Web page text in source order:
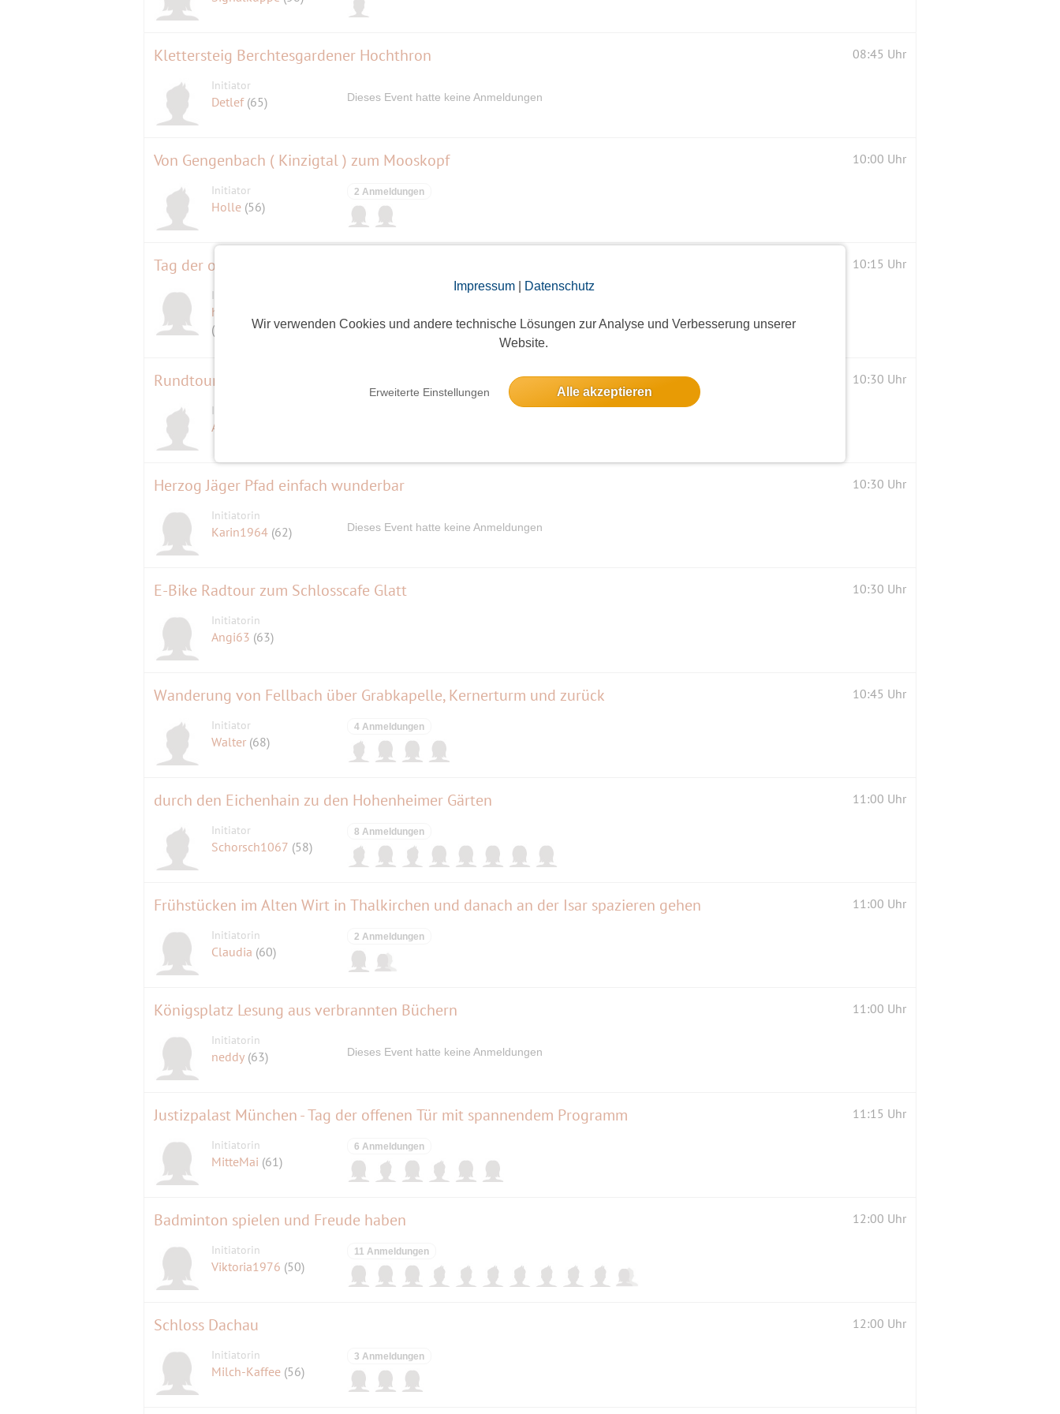
Impressum| Datenschutz
Wir verwenden Cookies und andere technische Lösungen zur Analyse und Verbesserung unserer
Website.
Erweiterte Einstellungen Alle akzeptieren
SPIELEGRUPPE
https://www.stuttgartersingles.de/group/7132
PUZZELN
https://www.stuttgartersingles.de/group/7176
Liebe Grüße
Klettersteig Berchtesgardener Hochthron 08:45 Uhr
Initiator
Detlef (65) Dieses Event hatte keine Anmeldungen
Von Gengenbach ( Kinzigtal ) zum Mooskopf 10:00 Uhr
Initiator
Holle (56)
2 Anmeldungen
Tag der offenen Tür, Justizpalast München 10:15 Uhr
Initiatorin
herzchenmuenchen
(44)
Rundtour ab Ochsenwang über Torfgrube, Neidlinger Wasserfall, Zipfelbachtal und Breitenstein 10:30 Uhr
Initiator
Aurel58
Herzog Jäger Pfad einfach wunderbar 10:30 Uhr
Initiatorin
Karin1964 (62) Dieses Event hatte keine Anmeldungen
E-Bike Radtour zum Schlosscafe Glatt 10:30 Uhr
Initiatorin
Angi63 (63)
Wanderung von Fellbach über Grabkapelle, Kernerturm und zurück 10:45 Uhr
Initiator
Walter (68)
4 Anmeldungen
durch den Eichenhain zu den Hohenheimer Gärten 11:00 Uhr
Initiator
Schorsch1067 (58)
8 Anmeldungen
Frühstücken im Alten Wirt in Thalkirchen und danach an der Isar spazieren gehen 11:00 Uhr
Initiatorin
Claudia (60)
2 Anmeldungen
Königsplatz Lesung aus verbrannten Büchern 11:00 Uhr
Initiatorin
neddy (63) Dieses Event hatte keine Anmeldungen
Justizpalast München - Tag der offenen Tür mit spannendem Programm 11:15 Uhr
Initiatorin
MitteMai (61)
6 Anmeldungen
Badminton spielen und Freude haben 12:00 Uhr
Initiatorin
Viktoria1976 (50)
11 Anmeldungen
Schloss Dachau 12:00 Uhr
Initiatorin
Milch-Kaffee (56)
3 Anmeldungen